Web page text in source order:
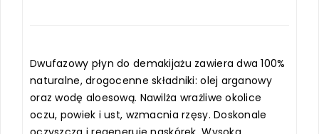
Dwufazowy płyn do demakijażu zawiera dwa 100%
naturalne, drogocenne składniki: olej arganowy
oraz wodę aloesową. Nawilża wrażliwe okolice
oczu, powiek i ust, wzmacnia rzęsy. Doskonale